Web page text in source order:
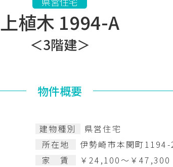
上植木 1994-A
＜3階建＞
物件概要
建物種別
県営住宅
所在地
伊勢崎市本関町
家 賃
￥24,100～￥47,300